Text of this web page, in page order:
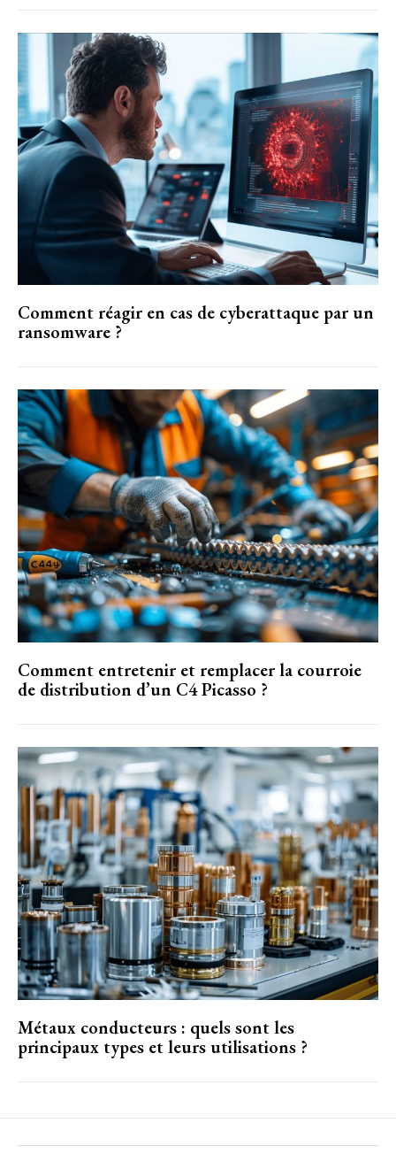
Comment réagir en cas de cyberattaque par un
ransomware ?
Comment entretenir et remplacer la courroie
de distribution d’un C4 Picasso ?
Métaux conducteurs : quels sont les
principaux types et leurs utilisations ?